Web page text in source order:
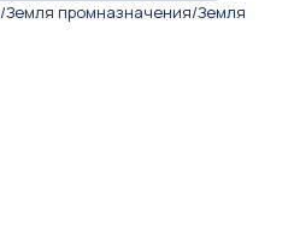
/Земля промназначения/Земля